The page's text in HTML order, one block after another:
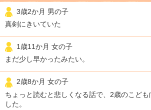
3歳2か月 男の子
真剣にきいていた
1歳11か月 女の子
まだ少し早かったみたい。
2歳8か月 女の子
ちょっと読むと悲しくなる話で、2歳のこども
した。